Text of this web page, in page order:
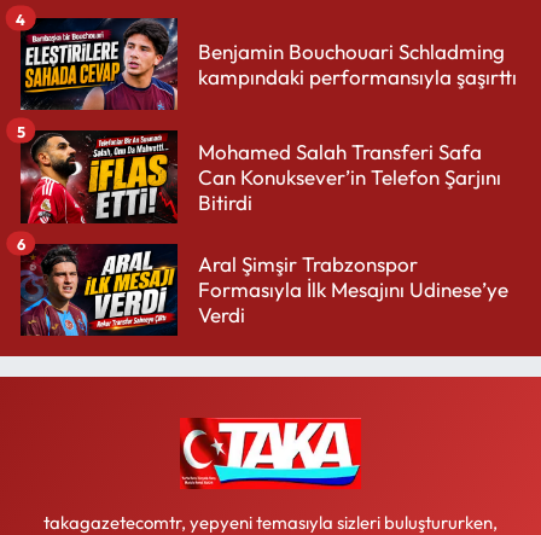
Benjamin Bouchouari Schladming
kampındaki performansıyla şaşırttı
4
Mohamed Salah Transferi Safa
Can Konuksever’in Telefon Şarjını
Bitirdi
5
Aral Şimşir Trabzonspor
Formasıyla İlk Mesajını Udinese’ye
Verdi
6
takagazetecomtr, yepyeni temasıyla sizleri buluştururken,